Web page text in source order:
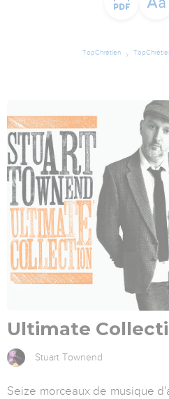
TopChrétien
Ultimate
Stuart Townend
Seize morceaux de musique